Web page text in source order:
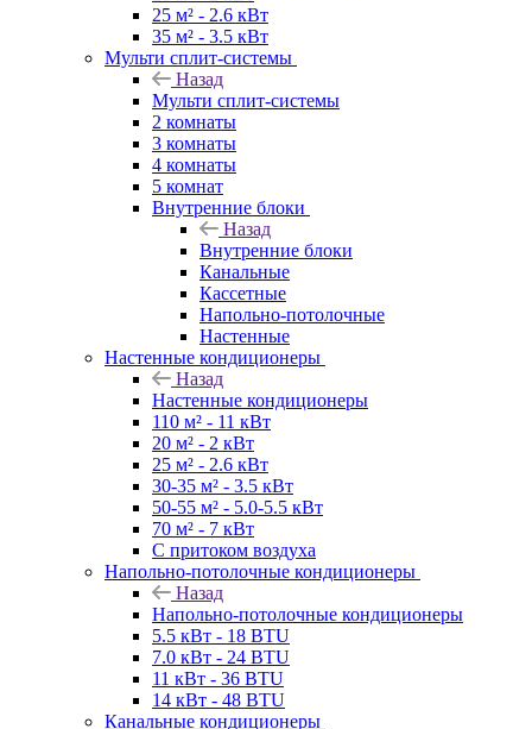
25 м² - 2.6 кВт
35 м² - 3.5 кВт
Мульти сплит-системы
Назад
Мульти сплит-системы
2 комнаты
3 комнаты
4 комнаты
5 комнат
Внутренние блоки
Назад
Внутренние блоки
Канальные
Кассетные
Напольно-потолочные
Настенные
Настенные кондиционеры
Назад
Настенные кондиционеры
110 м² - 11 кВт
20 м² - 2 кВт
25 м² - 2.6 кВт
30-35 м² - 3.5 кВт
50-55 м² - 5.0-5.5 кВт
70 м² - 7 кВт
С притоком воздуха
Напольно-потолочные кондиционеры
Назад
Напольно-потолочные кондиционеры
5.5 кВт - 18 BTU
7.0 кВт - 24 BTU
11 кВт - 36 BTU
14 кВт - 48 BTU
Канальные кондиционеры